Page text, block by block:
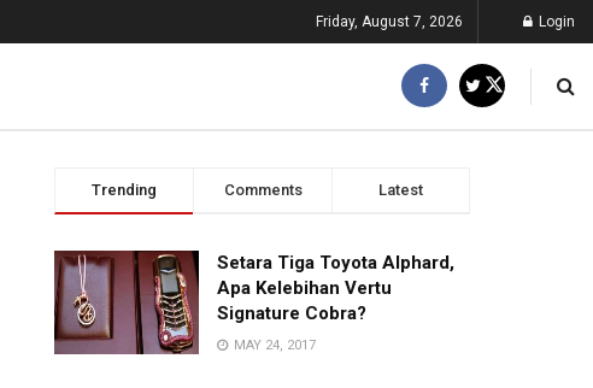
Friday, August 7, 2026 Login
Trending Comments Latest
Setara Tiga Toyota Alphard,
Apa Kelebihan Vertu
Signature Cobra?
MAY 24, 2017